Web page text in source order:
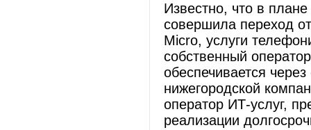
Известно, что в
совершила переход
Micro, услуги
собственный
обеспечивается
нижегородской
оператор ИТ-услуг,
реализации